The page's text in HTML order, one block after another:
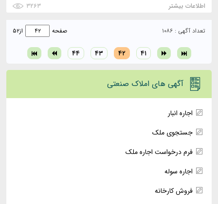
اطلاعات بیشتر
۳۲۶۳
تعداد آگهی : ۱۰۸۶
۴۱ ۴۲ ۴۳ ۴۴
صفحه از۵۲
آگهی های املاک صنعتی
اجاره انبار
جستجوی ملک
فرم درخواست اجاره ملک
اجاره سوله
فروش کارخانه